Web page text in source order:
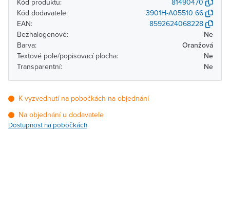
Kód produktu:
81490470
Kód dodavatele:
3901H-A05510 66
EAN:
8592624068228
Bezhalogenové:
Ne
Barva:
Oranžová
Textové pole/popisovací plocha:
Ne
Transparentní:
Ne
K vyzvednutí na pobočkách na objednání
Na objednání u dodavatele
Dostupnost na pobočkách